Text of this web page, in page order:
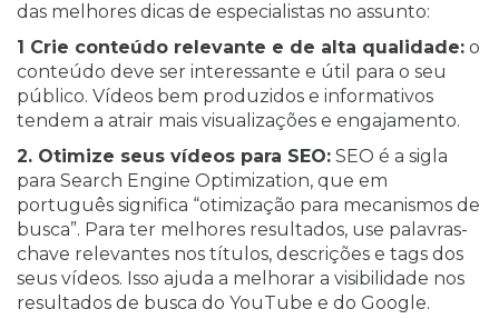
das melhores dicas de especialistas no assunto:
1 Crie conteúdo relevante e de alta qualidade: o
conteúdo deve ser interessante e útil para o seu
público. Vídeos bem produzidos e informativos
tendem a atrair mais visualizações e engajamento.
2. Otimize seus vídeos para SEO: SEO é a sigla
para Search Engine Optimization, que em
português significa “otimização para mecanismos de
busca”. Para ter melhores resultados, use palavras-
chave relevantes nos títulos, descrições e tags dos
seus vídeos. Isso ajuda a melhorar a visibilidade nos
resultados de busca do YouTube e do Google.